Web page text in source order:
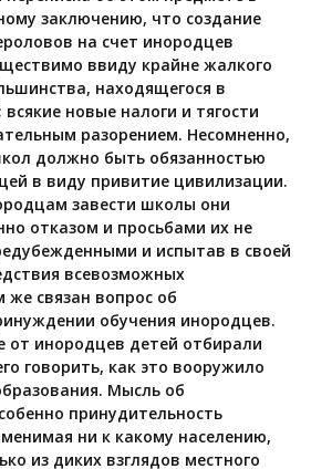
заключению, что создание
на счет инородцев
ввиду крайне жалкого
находящегося в
новые налоги и тягости
разорением. Несомненно,
должно быть обязанностью
в виду привитие цивилизации.
завести школы они
отказом и просьбами их не
и испытав в своей
всевозможных
же связан вопрос об
обучения инородцев.
от инородцев детей отбирали
говорить, как это вооружило
Мысль об
принудительность
ни к какому населению,
из диких взглядов местного